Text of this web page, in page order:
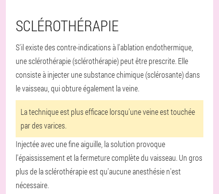
SCLÉROTHÉRAPIE
S'il existe des contre-indications à l'ablation endothermique,
une sclérothérapie (sclérothérapie) peut être prescrite. Elle
consiste à injecter une substance chimique (sclérosante) dans
le vaisseau, qui obture également la veine.
La technique est plus efficace lorsqu'une veine est touchée
par des varices.
Injectée avec une fine aiguille, la solution provoque
l'épaississement et la fermeture complète du vaisseau. Un gros
plus de la sclérothérapie est qu'aucune anesthésie n'est
nécessaire.